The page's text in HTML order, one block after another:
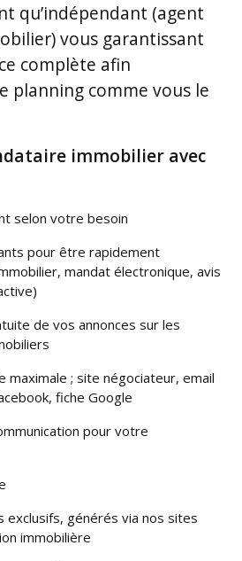
qu’indépendant (agent
vous garantissant
complète afin
planning comme vous le
immobilier avec
selon votre besoin
pour être rapidement
mandat électronique, avis
de vos annonces sur les
maximale ; site négociateur, email
fiche Google
pour votre
exclusifs, générés via nos sites
immobilière